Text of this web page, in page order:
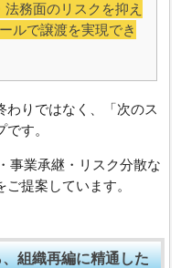
務面のリスクを抑え
ルで譲渡を実現でき
わりではなく、「次のス
す。
事業承継・リスク分散な
提案しています。
組織再編に精通した